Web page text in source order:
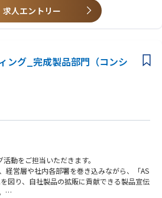
イン＆オフラインの広告展開、SNS キャンペ
コーナー設計と展開（shop-in-shop）など）
、Google、AMD、Intel、NVIDIA など）と定
の中長期のマーケティング戦略の展開、ファ
提案
やアプリケーション会社とのコラボレーシ
デオカード、パソコンケース、クーラー、電
ーター、光学ドライブ
グデバイス（マウス、ヘットセット、オーデ
応じて入社後に決定されます。
求人エントリー
ング_完成製品部門（コンシ
動をご担当いただきます。
経営層や社内各部署を巻き込みながら、「AS
図り、自社製品の拡販に貢献できる製品宣伝